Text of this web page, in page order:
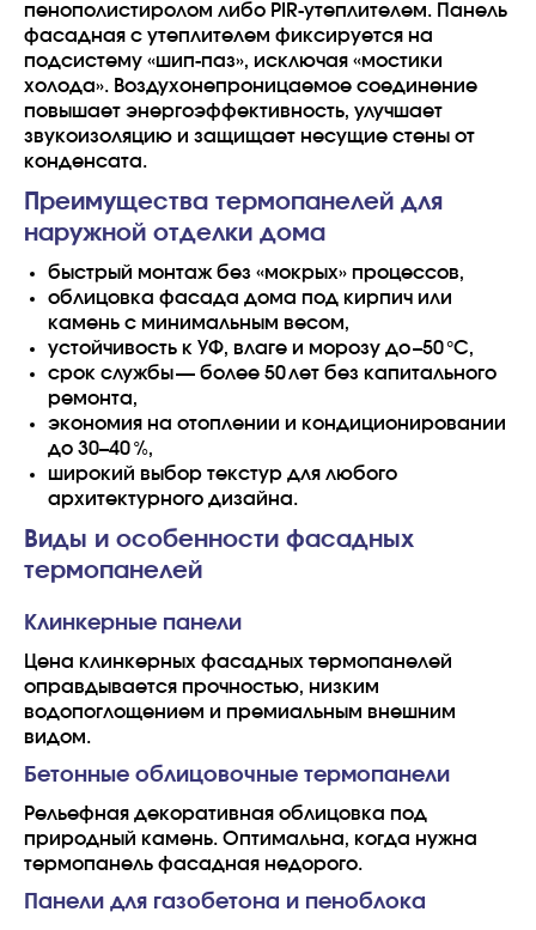
пенополистиролом либо PIR‑утеплителем. Панель
фасадная с утеплителем фиксируется на
подсистему «шип‑паз», исключая «мостики
холода». Воздухонепроницаемое соединение
повышает энергоэффективность, улучшает
звукоизоляцию и защищает несущие стены от
конденсата.
Преимущества термопанелей для
наружной отделки дома
быстрый монтаж без «мокрых» процессов,
облицовка фасада дома под кирпич или
камень с минимальным весом,
устойчивость к УФ, влаге и морозу до –50 °C,
срок службы — более 50 лет без капитального
ремонта,
экономия на отоплении и кондиционировании
до 30–40 %,
широкий выбор текстур для любого
архитектурного дизайна.
Виды и особенности фасадных
термопанелей
Клинкерные панели
Цена клинкерных фасадных термопанелей
оправдывается прочностью, низким
водопоглощением и премиальным внешним
видом.
Бетонные облицовочные термопанели
Рельефная декоративная облицовка под
природный камень. Оптимальна, когда нужна
термопанель фасадная недорого.
Панели для газобетона и пеноблока